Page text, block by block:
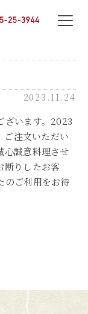
2023.11.24
ざいます。2023
ご注文いただい
心誠意料理させ
断りしたお客
のご利用をお待